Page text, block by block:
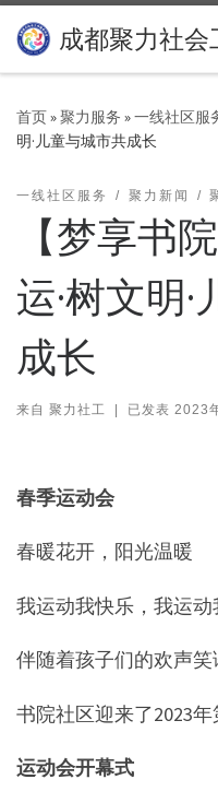
Skip to content
成都聚力社
首页»聚力服务 »一线社区服
明·儿童与城市共成长
一线社区服务 聚力新闻
【梦享书
运·树文明
成长
来自 聚力社工 | 已发表 2023
春季运动会
春暖花开，阳光温暖
我运动我快乐，我运动
伴随着孩子们的欢声笑
书院社区迎来了2023
运动会开幕式